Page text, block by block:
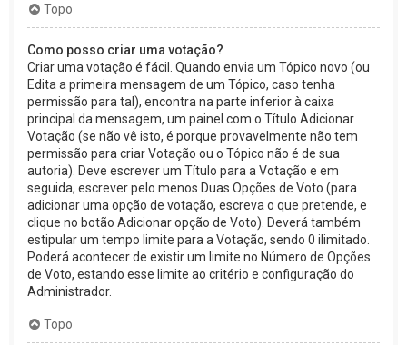
Topo
Como posso criar uma votação?
Criar uma votação é fácil. Quando envia um Tópico novo (ou
Edita a primeira mensagem de um Tópico, caso tenha
permissão para tal), encontra na parte inferior à caixa
principal da mensagem, um painel com o Título Adicionar
Votação (se não vê isto, é porque provavelmente não tem
permissão para criar Votação ou o Tópico não é de sua
autoria). Deve escrever um Título para a Votação e em
seguida, escrever pelo menos Duas Opções de Voto (para
adicionar uma opção de votação, escreva o que pretende, e
clique no botão Adicionar opção de Voto). Deverá também
estipular um tempo limite para a Votação, sendo 0 ilimitado.
Poderá acontecer de existir um limite no Número de Opções
de Voto, estando esse limite ao critério e configuração do
Administrador.
Topo